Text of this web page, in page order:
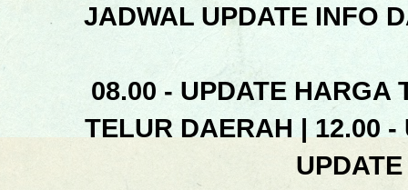
JADWAL UPDATE INFO
08.00 - UPDATE HARGA
TELUR DAERAH | 12.00